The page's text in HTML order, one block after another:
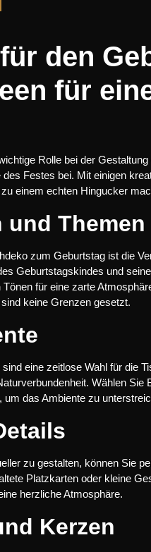
den
für
Rolle bei der
Festes bei. Mit einigen
einem echten Hingucker
und Themen
zum Geburtstag ist die
Geburtstagskindes und
für eine zarte
keine Grenzen gesetzt.
eine zeitlose Wahl für die
Wählen
das Ambiente zu
zu gestalten, können Sie
Platzkarten oder kleine
herzliche Atmosphäre.
Kerzen